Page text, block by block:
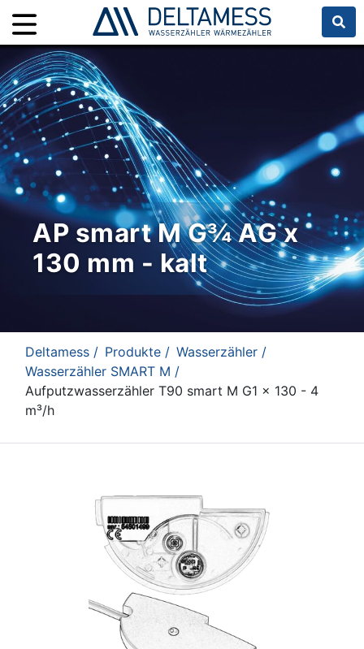
AP smart M G¾ AG x
130 mm - kalt
Deltamess / Produkte / Wasserzähler /
Wasserzähler SMART M /
Aufputzwasserzähler T90 smart M G1 x 130 - 4
m³/h